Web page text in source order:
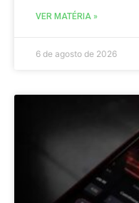
VER MATÉRIA »
6 de agosto de 2026